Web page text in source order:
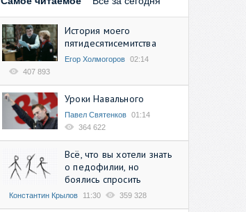
История моего
пятидесятисемитства
Егор Холмогоров 02:14
407 893
Уроки Навального
Павел Святенков 01:14
364 622
Всё, что вы хотели знать
о педофилии, но
боялись спросить
Константин Крылов 11:30 359 328